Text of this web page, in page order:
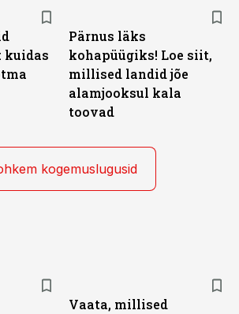
kuidas
Pärnus läks
kohapüügiks! Loe siit,
millised landid jõe
alamjooksul kala
toovad
kogemuslugusid
Vaata, millised